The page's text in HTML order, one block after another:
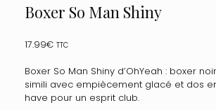
Boxer So Man Shiny
17.99€ TTC
Boxer So Man Shiny d’OhYeah : boxer
simili avec empiècement glacé et dos
have pour un esprit club.